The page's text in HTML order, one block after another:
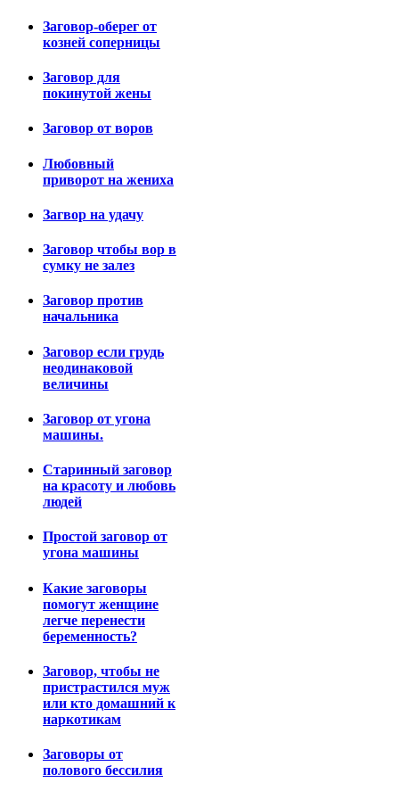
Заговор-оберег от
козней соперницы
Заговор для
покинутой жены
Заговор от воров
Любовный
приворот на жениха
Загвор на удачу
Заговор чтобы вор в
сумку не залез
Заговор против
начальника
Заговор если грудь
неодинаковой
величины
Заговор от угона
машины.
Старинный заговор
на красоту и любовь
людей
Простой заговор от
угона машины
Какие заговоры
помогут женщине
легче перенести
беременность?
Заговор, чтобы не
пристрастился муж
или кто домашний к
наркотикам
Заговоры от
полового бессилия